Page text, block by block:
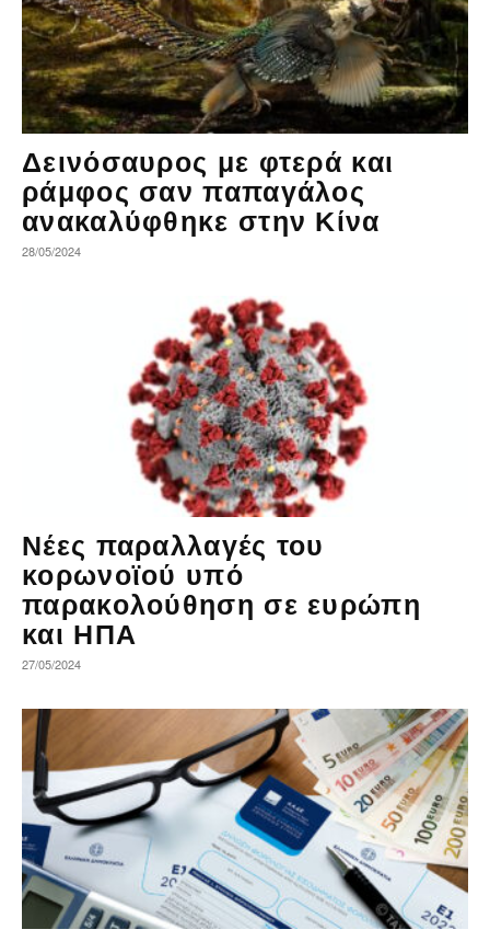
Δεινόσαυρος με φτερά και
ράμφος σαν παπαγάλος
ανακαλύφθηκε στην Κίνα
28/05/2024
Νέες παραλλαγές του
κορωνοϊού υπό
παρακολούθηση σε ευρώπη
και ΗΠΑ
27/05/2024